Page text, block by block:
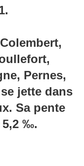
Pernes,
jette dans
Sa pente
5,2 ‰.